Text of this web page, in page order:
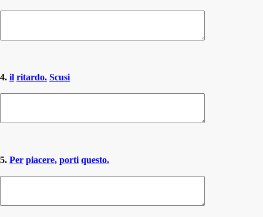
4. il ritardo. Scusi
5. Per piacere, porti questo.